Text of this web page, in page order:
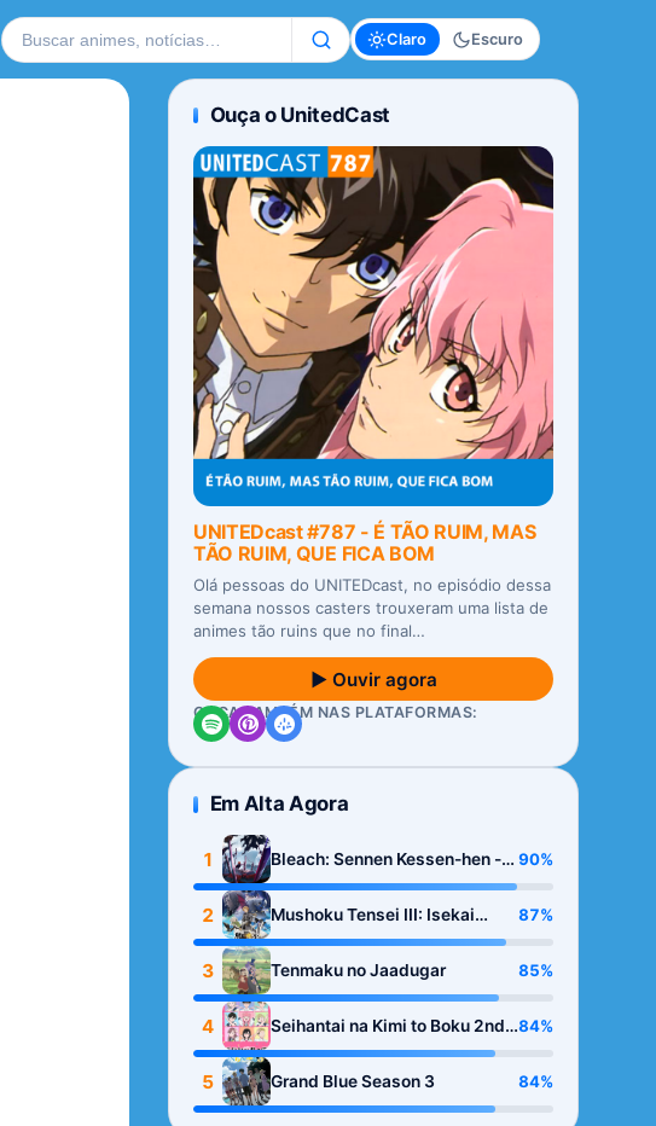
Buscar no site Claro Escuro
Ouça o UnitedCast
UNITEDcast #787 - É TÃO RUIM, MAS
TÃO RUIM, QUE FICA BOM
Olá pessoas do UNITEDcast, no episódio dessa
semana nossos casters trouxeram uma lista de
animes tão ruins que no final…
▶ Ouvir agora
OUÇA TAMBÉM NAS PLATAFORMAS:
Em Alta Agora
1
Bleach: Sennen Kessen-hen -
Kashin-tan
90%
2
Mushoku Tensei III: Isekai
Ittara Honki Dasu
87%
3 Tenmaku no Jaadugar 85%
4
Seihantai na Kimi to Boku 2nd
Season
84%
5 Grand Blue Season 3 84%